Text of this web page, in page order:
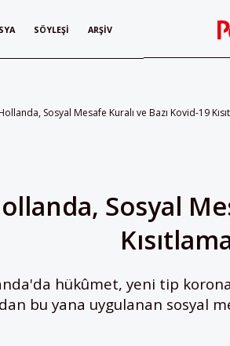
SÖYLEŞI ARŞIV
Sosyal Mesafe Kuralı ve Bazı Kovid-19
Sosyal
hükûmet, yeni tip
bu yana uygulanan sosyal